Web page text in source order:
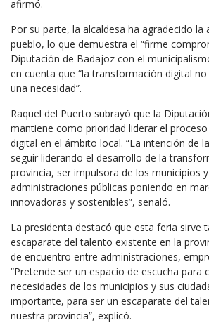
afirmó.
Por su parte, la alcaldesa ha agradecido la
pueblo, lo que demuestra el “firme
Diputación de Badajoz con el
en cuenta que “la transformación digital
una necesidad”.
Raquel del Puerto subrayó que la
mantiene como prioridad liderar el
digital en el ámbito local. “La intención de
seguir liderando el desarrollo de la
provincia, ser impulsora de los municipios
administraciones públicas poniendo en
innovadoras y sostenibles”, señaló.
La presidenta destacó que esta feria sirve
escaparate del talento existente en la
de encuentro entre administraciones,
“Pretende ser un espacio de escucha para
necesidades de los municipios y sus
importante, para ser un escaparate del
nuestra provincia”, explicó.